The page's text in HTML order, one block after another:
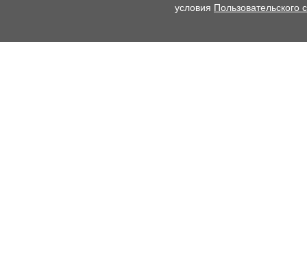
условия Пользовательского